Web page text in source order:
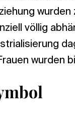
völlig
wurden